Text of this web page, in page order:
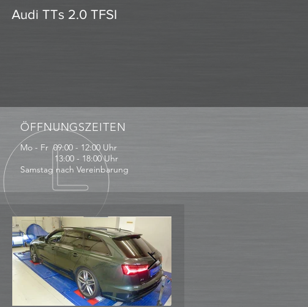
Audi TTs 2.0 TFSI
ÖFFNUNGSZEITEN
Mo - Fr 09:00 - 12:00 Uhr
13:00 - 18:00 Uhr
Samstag nach Vereinbarung